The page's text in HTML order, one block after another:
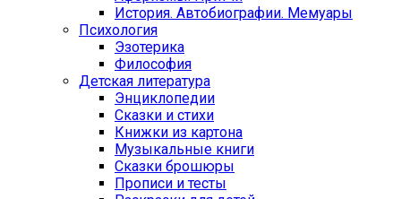
История. Автобиографии. Мемуары
Психология
Эзотерика
Философия
Детская литература
Энциклопедии
Сказки и стихи
Книжки из картона
Музыкальные книги
Сказки брошюры
Прописи и тесты